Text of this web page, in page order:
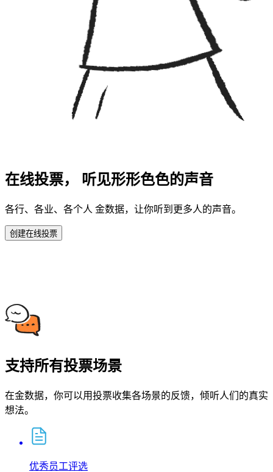
在线投票， 听见形形色色的声音
各行、各业、各个人 金数据，让你听到更多人的声音。
创建在线投票
支持所有投票场景
在金数据，你可以用投票收集各场景的反馈，倾听人们的真实
想法。
优秀员工评选